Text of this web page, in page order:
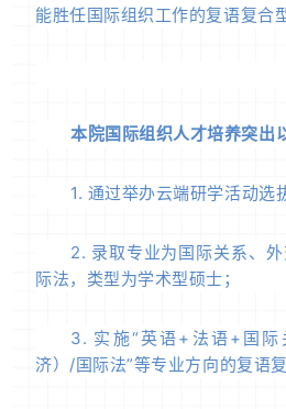
能胜任国际组织工作的复语复合
本院国际组织人才培养突出
1. 通过举办云端研学活动选
2. 录取专业为国际关系、
际法，类型为学术型硕士；
3. 实施“英语+法语+国
济）/国际法”等专业方向的复语